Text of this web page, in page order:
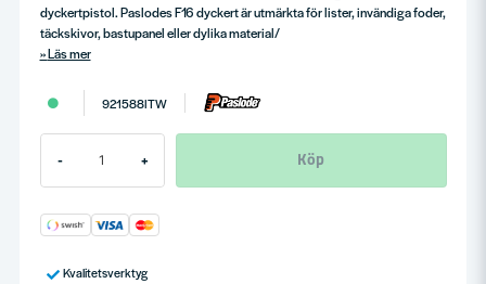
dyckertpistol. Paslodes F16 dyckert är utmärkta för lister, invändiga foder,
täckskivor, bastupanel eller dylika material/
Läs mer
921588ITW
- + Köp
Kvalitetsverktyg